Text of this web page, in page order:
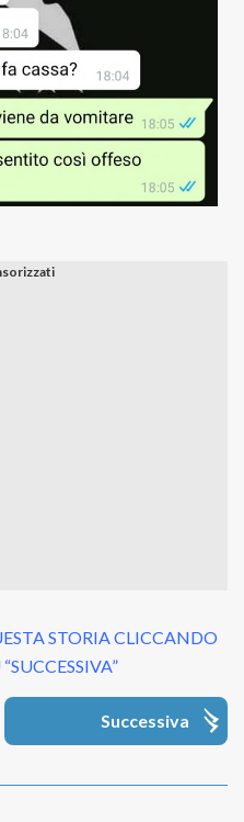
STORIA CLICCANDO
Successiva